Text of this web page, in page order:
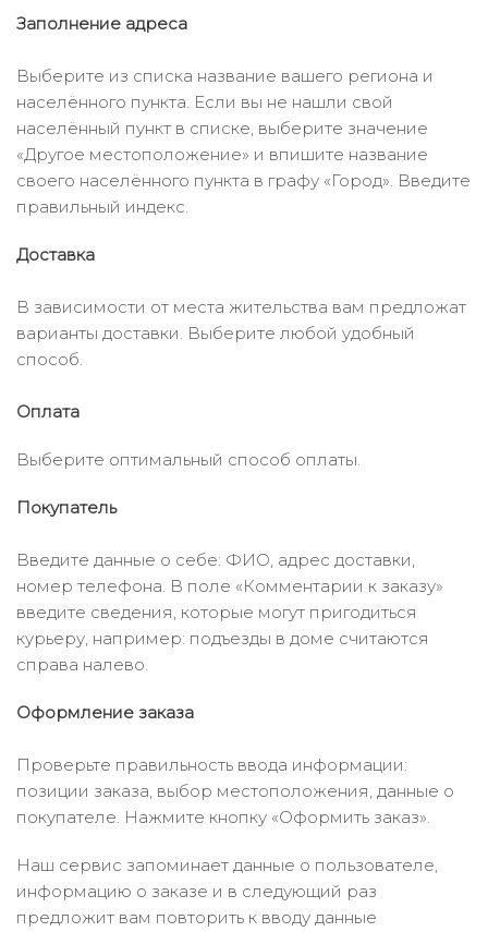
Заполнение адреса
Выберите из списка название вашего региона и
населённого пункта. Если вы не нашли свой
населённый пункт в списке, выберите значение
«Другое местоположение» и впишите название
своего населённого пункта в графу «Город». Введите
правильный индекс.
Доставка
В зависимости от места жительства вам предложат
варианты доставки. Выберите любой удобный
способ.
Оплата
Выберите оптимальный способ оплаты.
Покупатель
Введите данные о себе: ФИО, адрес доставки,
номер телефона. В поле «Комментарии к заказу»
введите сведения, которые могут пригодиться
курьеру, например: подъезды в доме считаются
справа налево.
Оформление заказа
Проверьте правильность ввода информации:
позиции заказа, выбор местоположения, данные о
покупателе. Нажмите кнопку «Оформить заказ».
Наш сервис запоминает данные о пользователе,
информацию о заказе и в следующий раз
предложит вам повторить к вводу данные